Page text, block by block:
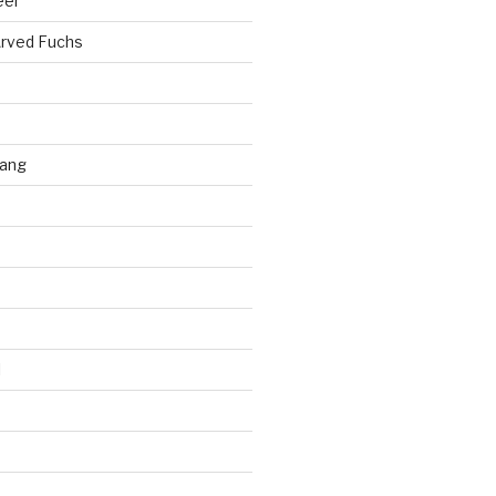
Fuchs